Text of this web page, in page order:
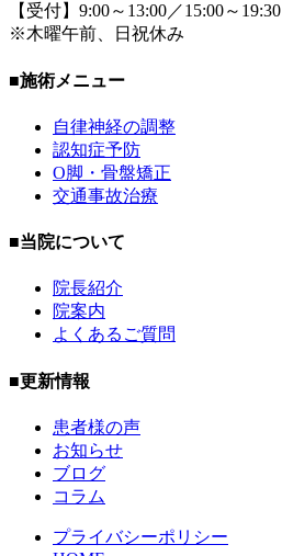
【受付】9:00～13:00／15:00～19:30
※木曜午前、日祝休み
■施術メニュー
自律神経の調整
認知症予防
O脚・骨盤矯正
交通事故治療
■当院について
院長紹介
院案内
よくあるご質問
■更新情報
患者様の声
お知らせ
ブログ
コラム
プライバシーポリシー